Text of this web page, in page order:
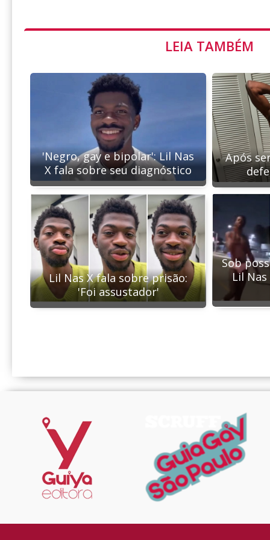
LEIA TAMBÉM
'Negro, gay e bipolar': Lil Nas
X fala sobre seu diagnóstico
Após
Lil Nas X fala sobre prisão:
'Foi assustador'
Sob
Lil Nas